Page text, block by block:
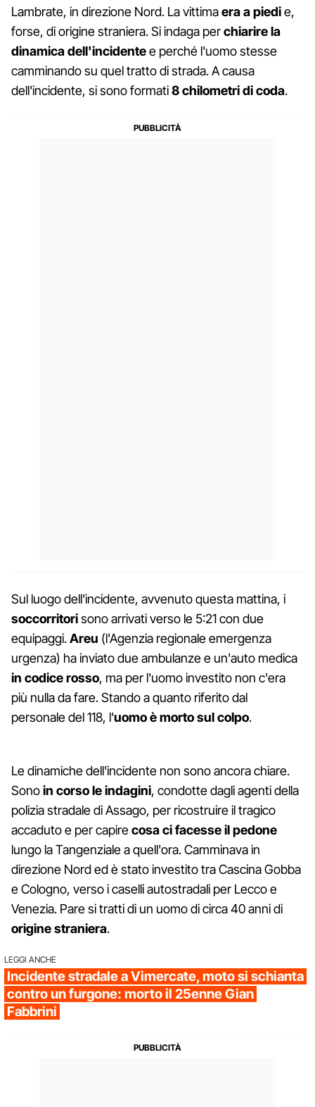
Lambrate, in direzione Nord. La vittimaera a piedie,
forse, di origine straniera. Si indaga perchiarire la
dinamica dell'incidentee perché l'uomo stesse
camminando su quel tratto di strada. A causa
dell'incidente, si sono formati8 chilometri di coda.
Sul luogo dell'incidente, avvenuto questa mattina, i
soccorritorisono arrivati verso le 5:21 con due
equipaggi.Areu (l'Agenzia regionale emergenza
urgenza) ha inviato due ambulanze e un'auto medica
in codice rosso, ma per l'uomo investito non c'era
più nulla da fare. Stando a quanto riferito dal
personale del 118, l'uomo è morto sul colpo.
Le dinamiche dell'incidente non sono ancora chiare.
Sonoin corso le indagini, condotte dagli agenti della
polizia stradale di Assago, per ricostruire il tragico
accaduto e per capirecosa ci facesse il pedone
lungo la Tangenziale a quell'ora. Camminava in
direzione Nord ed è stato investito tra Cascina Gobba
e Cologno, verso i caselli autostradali per Lecco e
Venezia. Pare si tratti di un uomo di circa 40 anni di
origine straniera.
LEGGI ANCHE
Incidente stradale a Vimercate, moto si schianta
contro un furgone: morto il 25enne Gian
Fabbrini